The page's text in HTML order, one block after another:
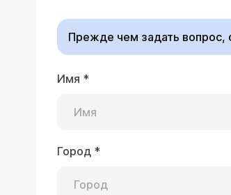
Приблизительно 2 недели назад
исключаю и могла бы предположить, что это обычные
Прежде чем задать вопрос,
Имя *
Город *